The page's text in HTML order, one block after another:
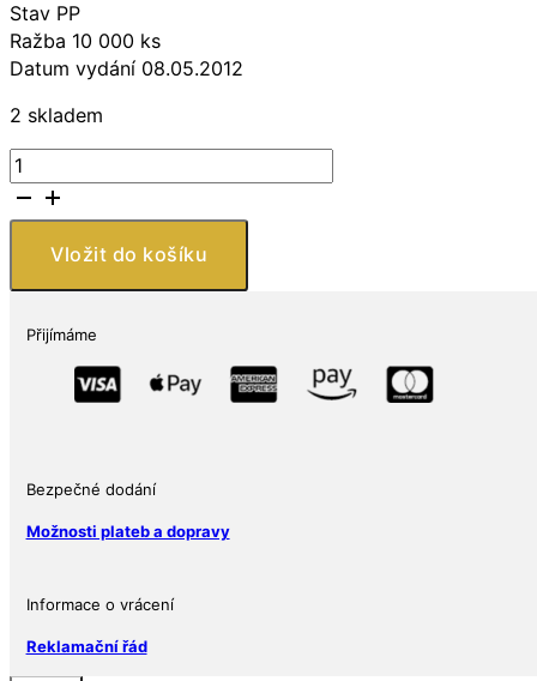
Stav PP
Ražba 10 000 ks
Datum vydání 08.05.2012
2 skladem
Singapore
Mint
Orchidej:
Bulbophyllum
1
oz
Vložit do košíku
Přijímáme
Bezpečné dodání
Možnosti plateb a dopravy
Informace o vrácení
Reklamační řád